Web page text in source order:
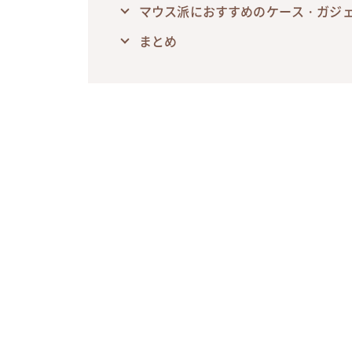
マウス派におすすめのケース・ガジ
まとめ